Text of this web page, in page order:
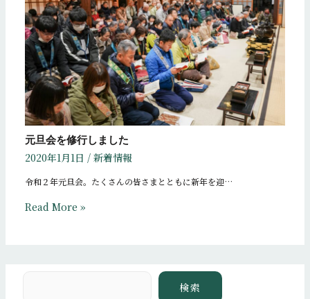
元旦会を修行しました
2020年1月1日 / 新着情報
令和２年元旦会。たくさんの皆さまとともに新年を迎…
Read More »
検索